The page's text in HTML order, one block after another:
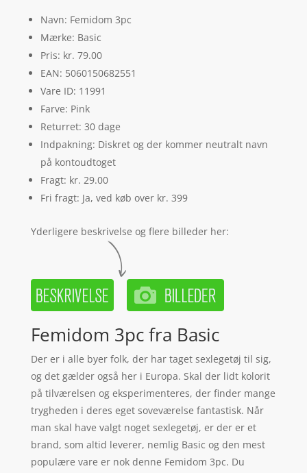
Navn: Femidom 3pc
Mærke: Basic
Pris: kr. 79.00
EAN: 5060150682551
Vare ID: 11991
Farve: Pink
Returret: 30 dage
Indpakning: Diskret og der kommer neutralt navn
på kontoudtoget
Fragt: kr. 29.00
Fri fragt: Ja, ved køb over kr. 399
Yderligere beskrivelse og flere billeder her:
Femidom 3pc fra Basic
Der er i alle byer folk, der har taget sexlegetøj til sig,
og det gælder også her i Europa. Skal der lidt kolorit
på tilværelsen og eksperimenteres, der finder mange
trygheden i deres eget soveværelse fantastisk. Når
man skal have valgt noget sexlegetøj, er der er et
brand, som altid leverer, nemlig Basic og den mest
populære vare er nok denne Femidom 3pc. Du